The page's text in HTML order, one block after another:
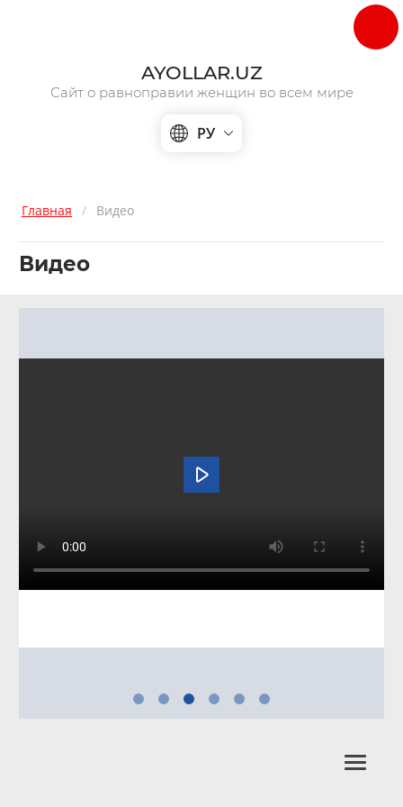
AYOLLAR.UZ
Сайт о равноправии женщин во всем мире
РУ
Главная / Видео
Видео